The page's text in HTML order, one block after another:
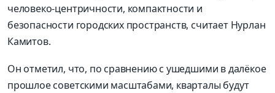
человеко-центричности, компактности и
безопасности городских пространств, считает Нурлан
Камитов.
Он отметил, что, по сравнению с ушедшими в далёкое
прошлое советскими масштабами, кварталы будут